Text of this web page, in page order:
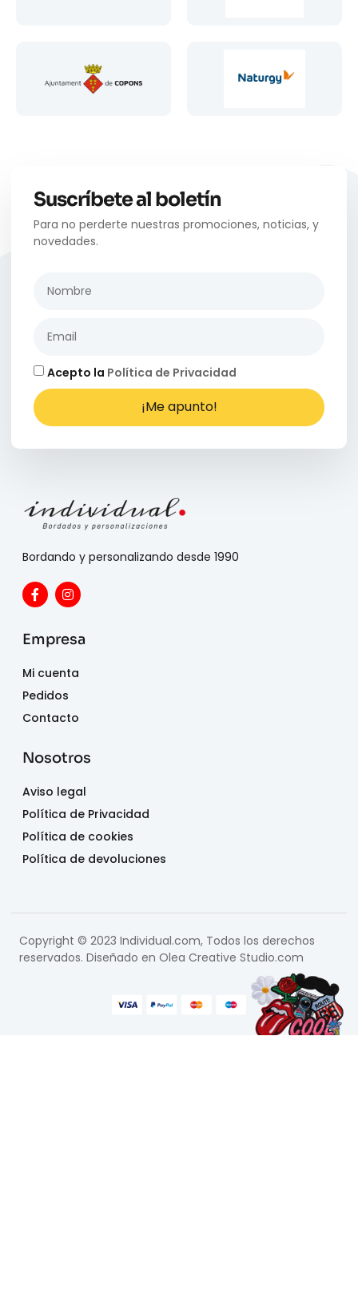
Suscríbete al boletín
Para no perderte nuestras promociones, noticias, y
novedades.
Acepto la Política de Privacidad
¡Me apunto!
Bordando y personalizando desde 1990
Empresa
Mi cuenta
Pedidos
Contacto
Nosotros
Aviso legal
Política de Privacidad
Política de cookies
Política de devoluciones
Copyright © 2023 Individual.com, Todos los derechos
reservados. Diseñado en Olea Creative Studio.com